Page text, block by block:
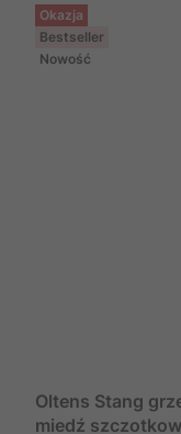
Okazja
Bestseller
Nowość
Oltens Stang
miedź